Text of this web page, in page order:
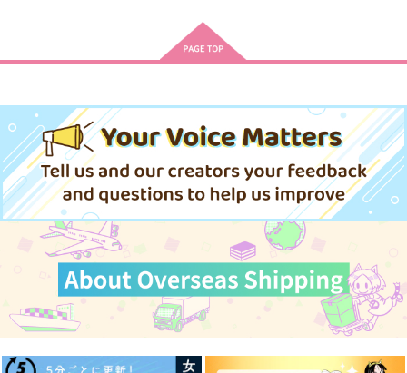
体感予報 2 青と碧 2
きみは最愛のステラ 上下巻 ミルクなきみとビターな彼 2
MAMORU MIYANO ASIA LIV
E TOUR 2025-2026 ～VACATI
ONING!～/宮野真守
黄泉のツガイ 春夏秋冬代行者 春の舞